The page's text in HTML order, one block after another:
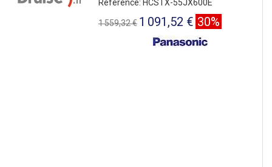
Référence: HCSTX-55JX600E
1 559,32 € 1 091,52 € 30%